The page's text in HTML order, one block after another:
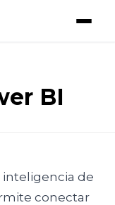
BI
inteligencia de
conectar